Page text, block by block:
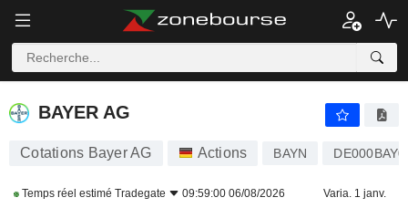
BAYER AG 50,00
BAYER AG
Cotations Bayer AG Actions BAYN
Temps réel estimé Tradegate 09:59:00 06/08/2026 Varia. 1 janv.